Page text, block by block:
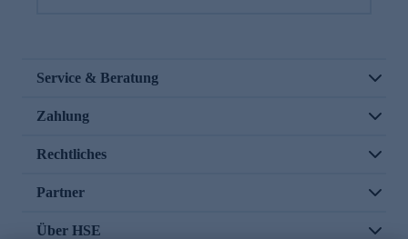
Service & Beratung
Zahlung
Rechtliches
Partner
Über HSE